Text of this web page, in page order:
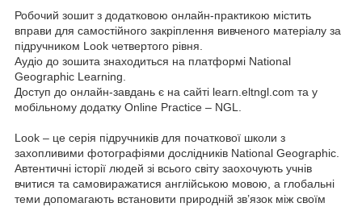
Робочий зошит з додатковою онлайн-практикою містить
вправи для самостійного закріплення вивченого матеріалу за
підручником Look четвертого рівня.
Аудіо до зошита знаходиться на платформі National
Geographic Learning.
Доступ до онлайн-завдань є на сайті learn.eltngl.com та у
мобільному додатку Online Practice – NGL.
Look – це серія підручників для початкової школи з
захопливими фотографіями дослідників National Geographic.
Автентичні історії людей зі всього світу заохочують учнів
вчитися та самовиражатися англійською мовою, а глобальні
теми допомагають встановити природній зв’язок між своїм